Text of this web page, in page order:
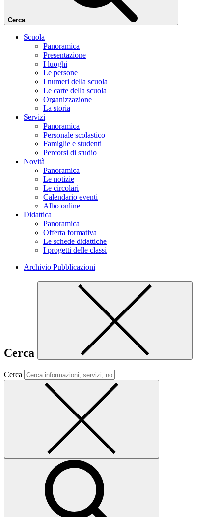
Cerca
Scuola
Panoramica
Presentazione
I luoghi
Le persone
I numeri della scuola
Le carte della scuola
Organizzazione
La storia
Servizi
Panoramica
Personale scolastico
Famiglie e studenti
Percorsi di studio
Novità
Panoramica
Le notizie
Le circolari
Calendario eventi
Albo online
Didattica
Panoramica
Offerta formativa
Le schede didattiche
I progetti delle classi
Archivio Pubblicazioni
Cerca
Cerca